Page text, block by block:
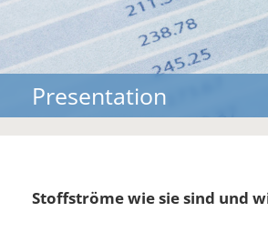
Presentation
Stoffströme wie sie sind und